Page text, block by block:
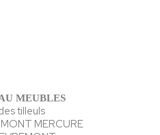
MEUBLES
tilleuls
MERCURE